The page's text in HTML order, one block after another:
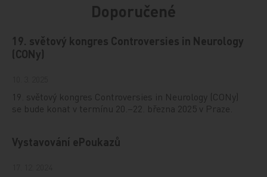
Doporučené
19. světový kongres Controversies in Neurology
(CONy)
19. světový kongres Controversies in Neurology (CONy)
se bude konat v termínu 20.–22. března 2025 v Praze.
Vystavování ePoukazů